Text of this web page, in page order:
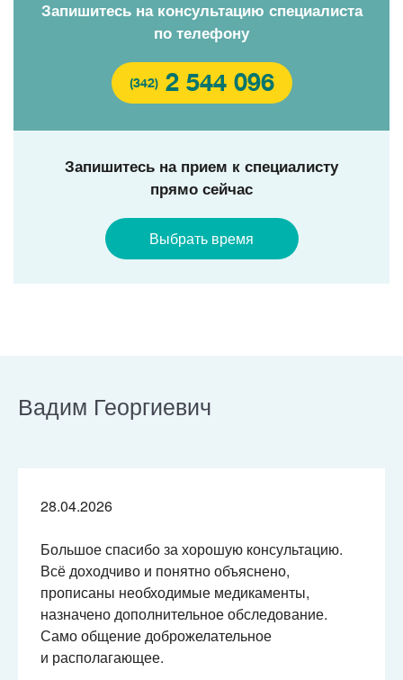
Запишитесь на консультацию специалиста
по телефону
(342) 2 544 096
Запишитесь на прием к специалисту
прямо сейчас
Выбрать время
Вадим Георгиевич
28.04.2026
Большое спасибо за хорошую консультацию.
Всё доходчиво и понятно объяснено,
прописаны необходимые медикаменты,
назначено дополнительное обследование.
Само общение доброжелательное
и располагающее.